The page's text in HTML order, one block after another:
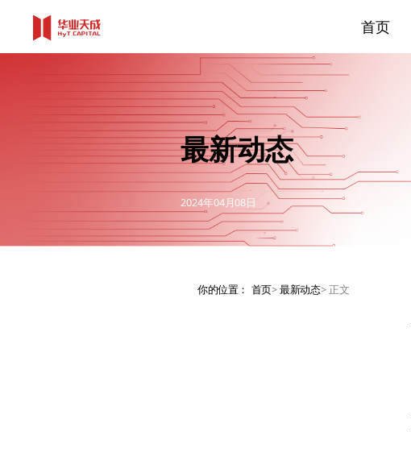
首页
最新动态
2024年04月08日
你的位置： 首页> 最新动态> 正文